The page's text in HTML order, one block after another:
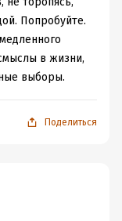
Попробуйте.
в жизни,
выборы.
Поделиться